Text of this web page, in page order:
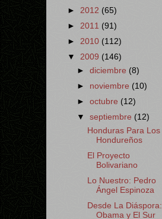
► 2012 (65)
► 2011 (91)
► 2010 (112)
▼ 2009 (146)
►diciembre (8)
► noviembre (10)
►octubre (12)
▼septiembre (12)
Honduras Para Los
Hondureños
El Proyecto
Bolivariano
Lo Nuestro: Pedro
Ángel Espinoza
Desde La Diáspora:
Obama y El Sur